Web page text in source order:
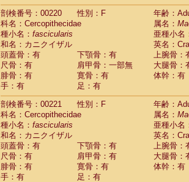
剖検番号：00220
性別：F
年齢：
科名：Cercopithecidae
属名：
種小名： fascicularis
亜種小名
和名：カニクイザル
英名：
頭蓋骨：有
下顎骨：有
上腕骨：
尺骨：有
肩甲骨：一部無
大腿骨：
腓骨：有
寛骨：有
体幹：有
手：有
足：有
剖検番号：00221
性別：F
年齢：
科名：Cercopithecidae
属名：
種小名： fascicularis
亜種小名
和名：カニクイザル
英名：
頭蓋骨：有
下顎骨：有
上腕骨：
尺骨：有
肩甲骨：有
大腿骨：
腓骨：有
寛骨：有
体幹：有
手：有
足：有